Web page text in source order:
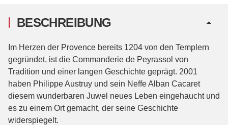
BESCHREIBUNG
Im Herzen der Provence bereits 1204 von den Templern
gegründet, ist die Commanderie de Peyrassol von
Tradition und einer langen Geschichte geprägt. 2001
haben Philippe Austruy und sein Neffe Alban Cacaret
diesem wunderbaren Juwel neues Leben eingehaucht und
es zu einem Ort gemacht, der seine Geschichte
widerspiegelt.